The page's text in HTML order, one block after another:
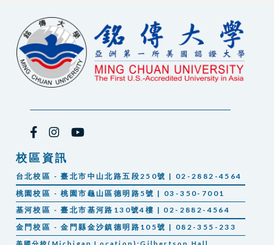
校區資訊
台北校區 - 臺北市中山北路五段250號 | 02-2882-4564
桃園校區 - 桃園市龜山區德明路5號 | 03-350-7001
基河校區 - 臺北市基河路130號4樓 | 02-2882-4564
金門校區 - 金門縣金沙鎮德明路105號 | 082-355-233